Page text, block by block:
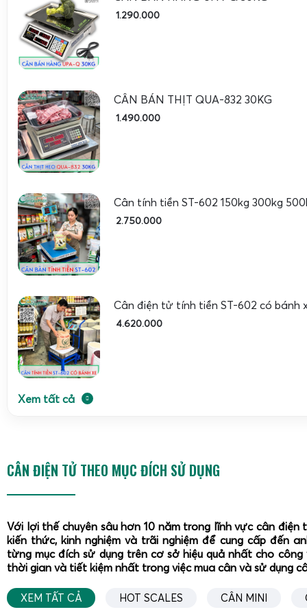
trọng quyết định độ bền và độ ổn định của cân trong
Chuẩn IP68 cho phép đầu cân chịu được nước bắn, hơi
tan chảy, mỡ và máu bắn lên.
Màn hình hiển thị của ST-602 thường sử dụng LED đỏ,
đọc trong điều kiện ánh sáng yếu hoặc khi người dùng
khách hàng dễ dàng kiểm tra, hạn chế nhầm lẫn. Các
1.290.000
CÂN BÁN THỊT QUA-832 30KG
1.490.000
Cân tính tiền ST-602 150kg 300kg
2.750.000
Cân điện tử tính tiền ST-602 có bánh
4.620.000
Xem tất cả
CÂN ĐIỆN TỬ THEO MỤC ĐÍCH SỬ DỤNG
Với lợi thế chuyên sâu hơn 10 năm trong lĩnh vực cân điện
kiến thức, kinh nghiệm và trãi nghiệm để cung cấp đến
từng mục đích sử dụng trên cơ sở hiệu quả nhất cho
thời gian và tiết kiệm nhất trong việc mua cân và sử dụng
XEM TẤT CẢ HOT SCALES CÂN MINI